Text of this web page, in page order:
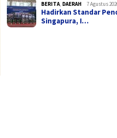
BERITA, DAERAH 7 Agustus
Hadirkan Standar
Singapura, I…